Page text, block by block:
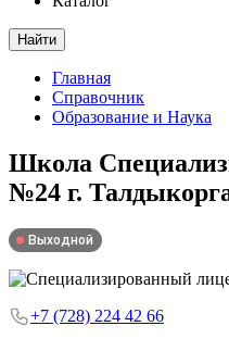
Найти
Главная
Справочник
Образование и Наука
Школа
№24 г.
Выходной
+7 (728) 224 42 66